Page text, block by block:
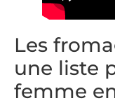
Les
une liste
femme